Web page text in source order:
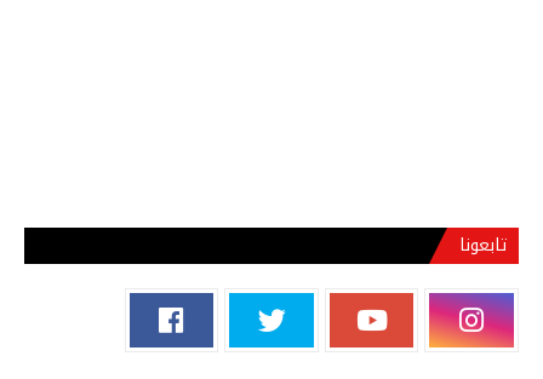
تابعونا